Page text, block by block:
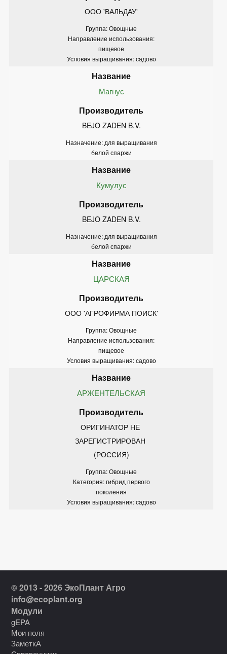
ООО 'ВАЛЬДАУ'
Группа: Овощные
Направление использования:
пищевое
Условия выращивания: садово
Магнус
BEJO ZADEN B.V.
Назначение: для выращивания
белой спаржи
Кумулус
BEJO ZADEN B.V.
Назначение: для выращивания
белой спаржи
ЦАРСКАЯ
ООО 'АГРОФИРМА ПОИСК'
Группа: Овощные
Направление использования:
пищевое
Условия выращивания: садово
АРЖЕНТЕЛЬСКАЯ
ОРИГИНАТОР НЕ
ЗАРЕГИСТРИРОВАН
(РОССИЯ)
Группа: Овощные
Категория: гибрид первого
поколения
Условия выращивания: садово
© 2013 - 2026 ЭкоПлант Агро
info@ecoplant.org
Модули
gEPA
Мои поля
ЗаметкА